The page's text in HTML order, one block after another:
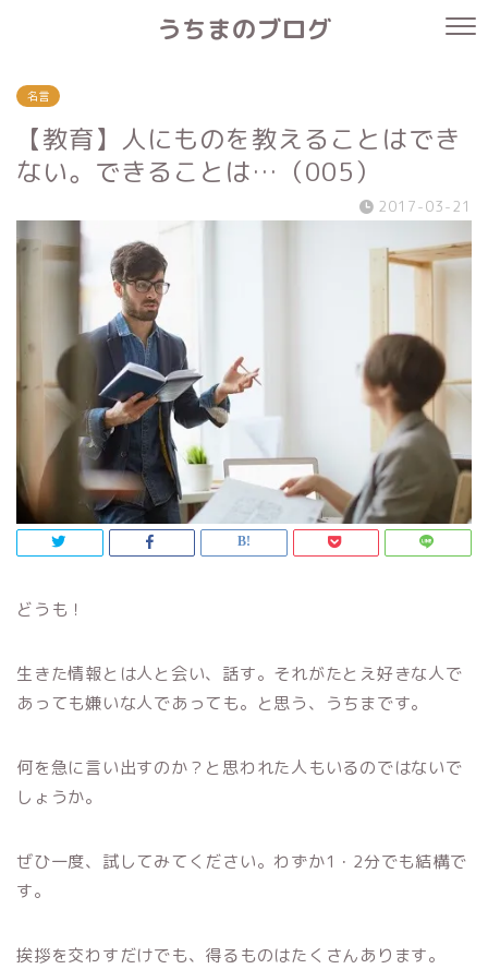
うちまのブログ
名言
【教育】人にものを教えることはでき
ない。できることは…（005）
2017-03-21
どうも！
生きた情報とは人と会い、話す。それがたとえ好きな人で
あっても嫌いな人であっても。と思う、うちまです。
何を急に言い出すのか？と思われた人もいるのではないで
しょうか。
ぜひ一度、試してみてください。わずか1・2分でも結構で
す。
挨拶を交わすだけでも、得るものはたくさんあります。